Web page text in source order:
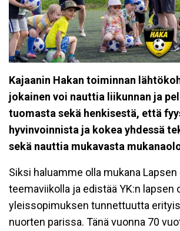
Kajaanin Hakan toiminnan
jokainen voi nauttia liikunnan ja
tuomasta sekä henkisestä, että
hyvinvoinnista ja kokea yhdessä
sekä nauttia mukavasta
Siksi haluamme olla mukana
teemaviikolla ja edistää YK:n lapsen
yleissopimuksen tunnettuutta
nuorten parissa. Tänä vuonna 70